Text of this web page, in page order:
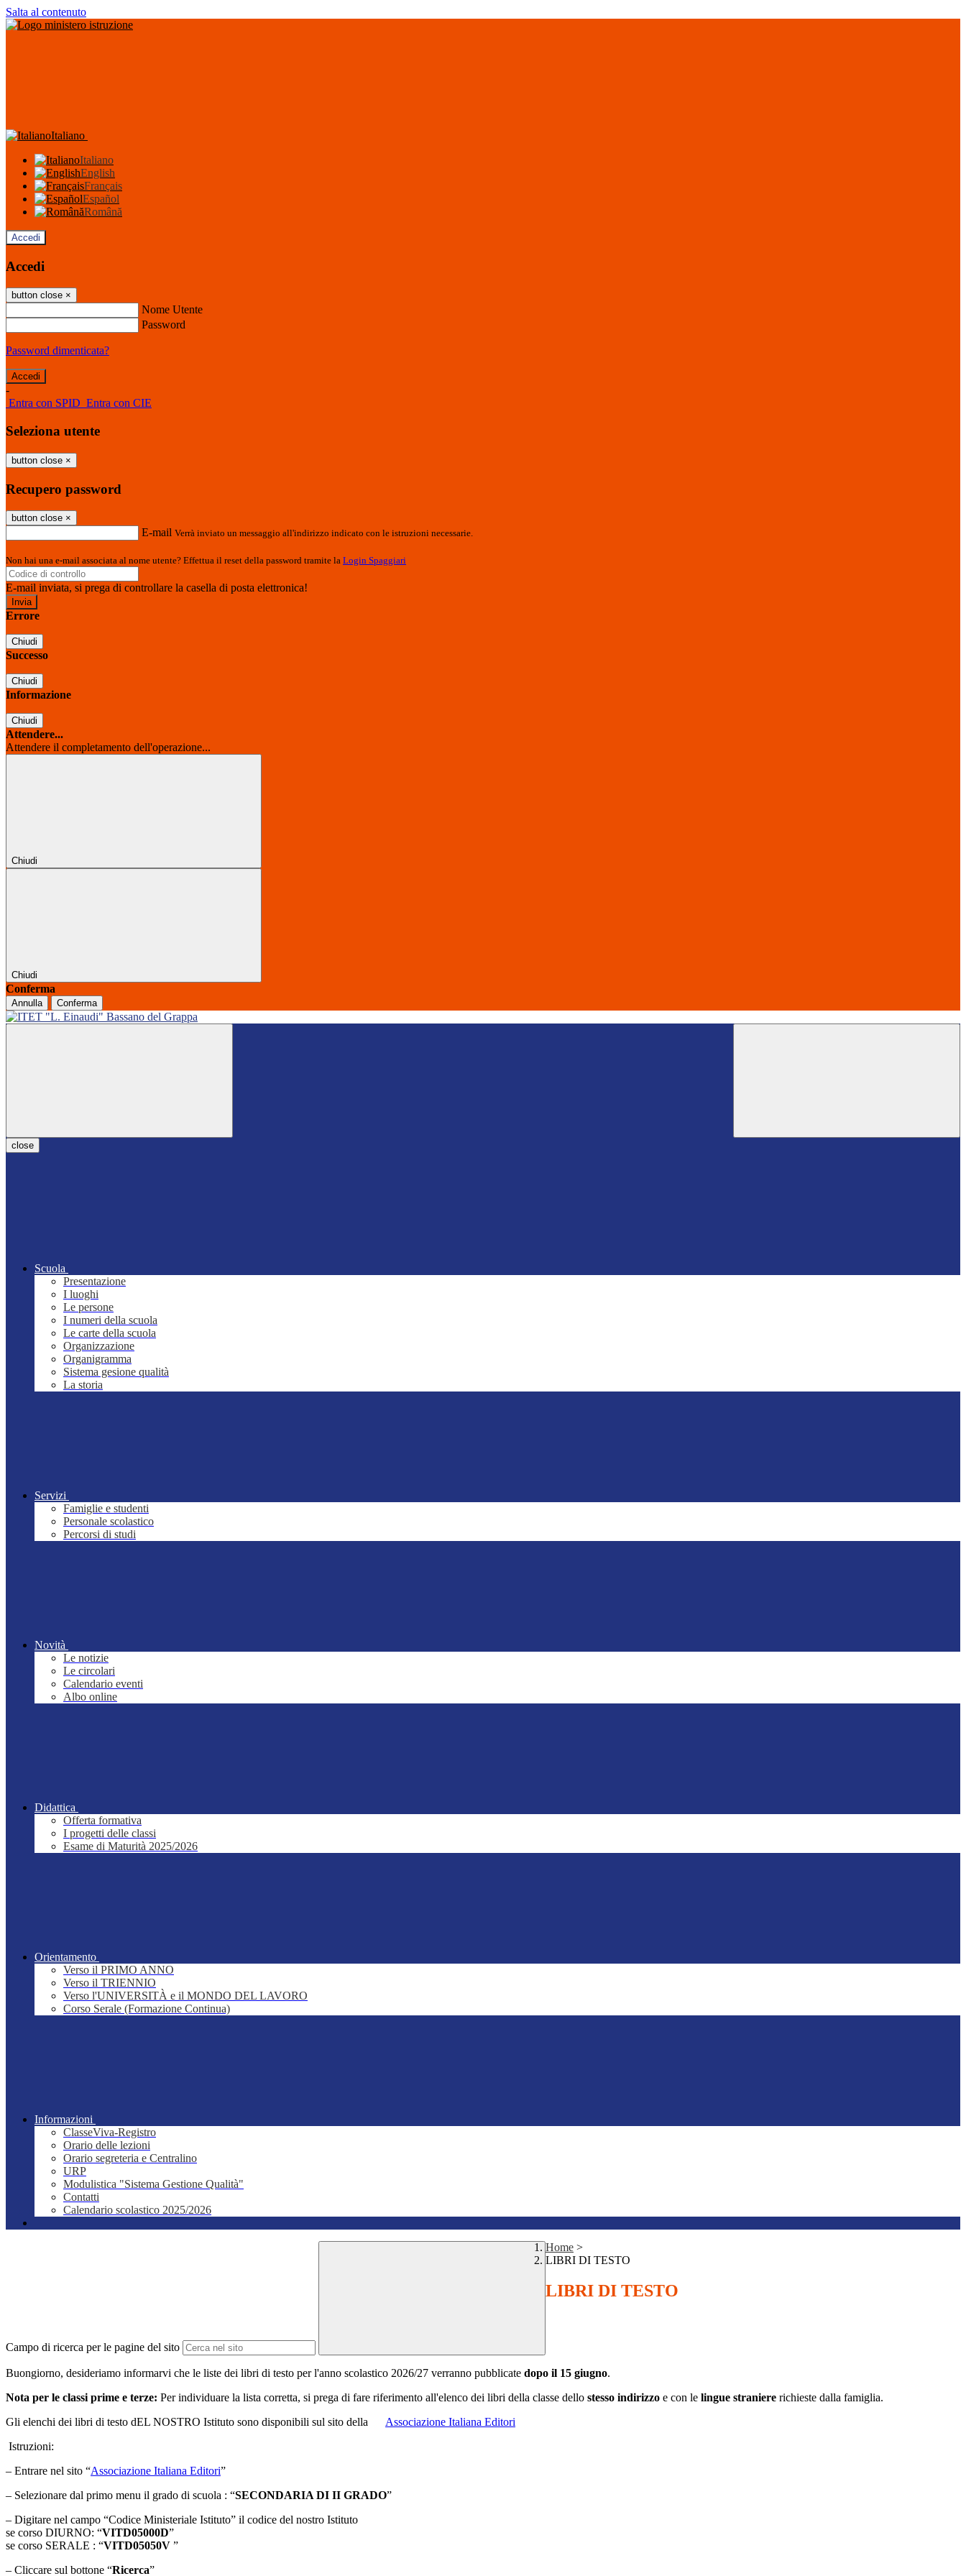
Salta al contenuto
Italiano
Italiano
English
Français
Español
Română
Accedi
Accedi
button close ×
Nome Utente
Password
Password dimenticata?
-
Entra con SPID Entra con CIE
Seleziona utente
button close ×
Recupero password
button close ×
E-mail Verrà inviato un messaggio all'indirizzo indicato con le istruzioni necessarie.
Non hai una e-mail associata al nome utente? Effettua il reset della password tramite la Login Spaggiari
E-mail inviata, si prega di controllare la casella di posta elettronica!
Errore
Chiudi
Successo
Chiudi
Informazione
Chiudi
Attendere...
Attendere il completamento dell'operazione...
Chiudi
Chiudi
Conferma
Annulla Conferma
close
Scuola
Presentazione
I luoghi
Le persone
I numeri della scuola
Le carte della scuola
Organizzazione
Organigramma
Sistema gesione qualità
La storia
Servizi
Famiglie e studenti
Personale scolastico
Percorsi di studi
Novità
Le notizie
Le circolari
Calendario eventi
Albo online
Didattica
Offerta formativa
I progetti delle classi
Esame di Maturità 2025/2026
Orientamento
Verso il PRIMO ANNO
Verso il TRIENNIO
Verso l'UNIVERSITÀ e il MONDO DEL LAVORO
Corso Serale (Formazione Continua)
Informazioni
ClasseViva-Registro
Orario delle lezioni
Orario segreteria e Centralino
URP
Modulistica "Sistema Gestione Qualità"
Contatti
Calendario scolastico 2025/2026
Campo di ricerca per le pagine del sito
Home >
LIBRI DI TESTO
LIBRI DI TESTO
Buongiorno, desideriamo informarvi che le liste dei libri di testo per l'anno scolastico 2026/27 verranno pubblicate dopo il 15 giugno.
Nota per le classi prime e terze: Per individuare la lista corretta, si prega di fare riferimento all'elenco dei libri della classe dello stesso indirizzo e con le lingue straniere richieste dalla famiglia.
Gli elenchi dei libri di testo dEL NOSTRO Istituto sono disponibili sul sito della Associazione Italiana Editori
Istruzioni:
– Entrare nel sito “Associazione Italiana Editori”
– Selezionare dal primo menu il grado di scuola : “SECONDARIA DI II GRADO”
– Digitare nel campo “Codice Ministeriale Istituto” il codice del nostro Istituto
se corso DIURNO: “VITD05000D”
se corso SERALE : “VITD05050V ”
– Cliccare sul bottone “Ricerca”